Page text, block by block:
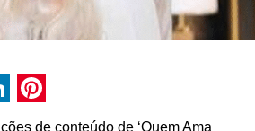
do oestagiario na
e Claudinho.
família e companheirismo.
Pinterest
de conteúdo de ‘Quem Ama